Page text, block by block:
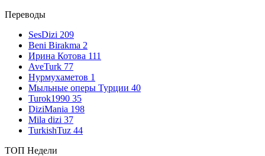
Переводы
SesDizi 209
Beni Birakma 2
Ирина Котова 111
AveTurk 77
Нурмухаметов 1
Мыльные оперы Турции 40
Turok1990 35
DiziMania 198
Mila dizi 37
TurkishTuz 44
ТОП Недели